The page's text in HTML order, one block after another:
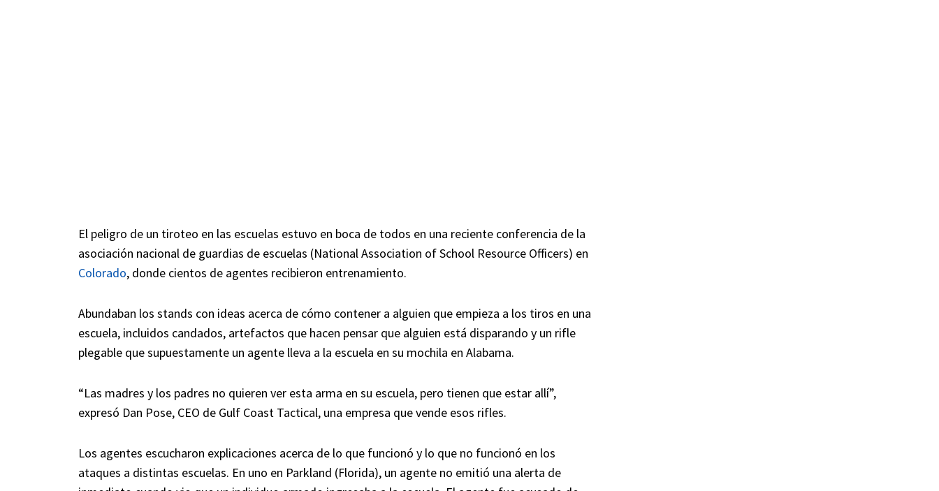
El peligro de un tiroteo en las escuelas estuvo en boca de todos en una reciente conferencia de la
asociación nacional de guardias de escuelas (National Association of School Resource Officers) en
Colorado, donde cientos de agentes recibieron entrenamiento.
Abundaban los stands con ideas acerca de cómo contener a alguien que empieza a los tiros en una
escuela, incluidos candados, artefactos que hacen pensar que alguien está disparando y un rifle
plegable que supuestamente un agente lleva a la escuela en su mochila en Alabama.
“Las madres y los padres no quieren ver esta arma en su escuela, pero tienen que estar allí”,
expresó Dan Pose, CEO de Gulf Coast Tactical, una empresa que vende esos rifles.
Los agentes escucharon explicaciones acerca de lo que funcionó y lo que no funcionó en los
ataques a distintas escuelas. En uno en Parkland (Florida), un agente no emitió una alerta de